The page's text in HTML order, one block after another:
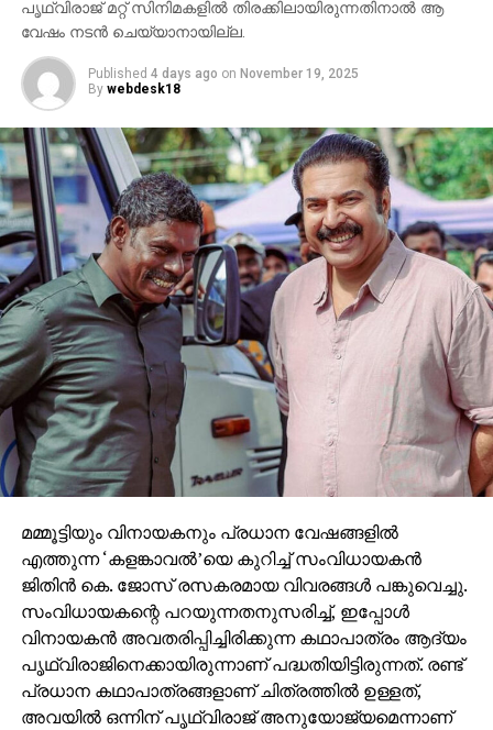
സംവിധായകന്റെ പ്രസ്താവനയും അതിനുശേഷം
ഉയര്‍ന്ന പ്രതിഷേധങ്ങളുമാണ്.
പൃഥ്വിരാജ് മറ്റ് സിനിമകളില്‍ തിരക്കിലായിരുന്നതിനാല്‍ ആ
വേഷം നടന്‍ ചെയ്യാനായില്ല.
Published 4 days ago on November 19, 2025
By webdesk18
മമ്മൂട്ടിയും വിനായകനും പ്രധാന വേഷങ്ങളില്‍
എത്തുന്ന ‘കളങ്കാവല്‍’യെ കുറിച്ച് സംവിധായകന്‍
ജിതിന്‍ കെ. ജോസ് രസകരമായ വിവരങ്ങള്‍ പങ്കുവെച്ചു.
സംവിധായകന്റെ പറയുന്നതനുസരിച്ച്, ഇപ്പോള്‍
വിനായകന്‍ അവതരിപ്പിച്ചിരിക്കുന്ന കഥാപാത്രം ആദ്യം
പൃഥ്വിരാജിനെക്കായിരുന്നാണ് പദ്ധതിയിട്ടിരുന്നത്. രണ്ട്
പ്രധാന കഥാപാത്രങ്ങളാണ് ചിത്രത്തില്‍ ഉള്ളത്,
അവയില്‍ ഒന്നിന് പൃഥ്വിരാജ് അനുയോജ്യമെന്നാണ്